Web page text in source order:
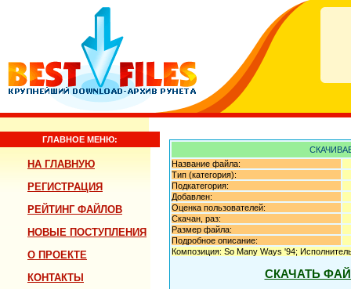
ГЛАВНОЕ МЕНЮ:
НА ГЛАВНУЮ
РЕГИСТРАЦИЯ
РЕЙТИНГ ФАЙЛОВ
НОВЫЕ ПОСТУПЛЕНИЯ
О ПРОЕКТЕ
КОНТАКТЫ
Название файла:
Тип (категория):
Подкатегория:
Добавлен:
Оценка пользователей:
Скачан, раз:
Размер файла:
Подробное описание:
Композиция: So Many Ways '94;
СКАЧАТЬ